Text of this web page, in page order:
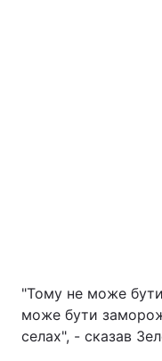
"Тому не може
може бути
селах", - сказав